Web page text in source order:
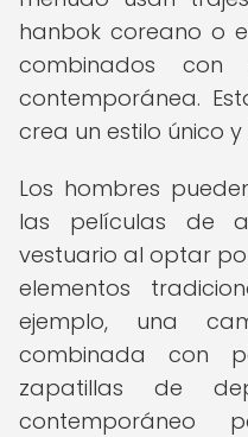
hanbok coreano o
combinados
contemporánea.
crea un estilo único
Los hombres
las películas de
vestuario al optar
elementos
ejemplo, una
combinada con
zapatillas de